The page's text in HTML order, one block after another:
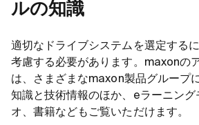
ルの知識
適切なドライブシステムを選定する
考慮する必要があります。maxonの
は、さまざまなmaxon製品グループ
知識と技術情報のほか、eラーニング
オ、書籍などもご覧いただけます。